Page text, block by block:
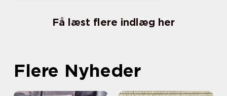
Få læst flere indlæg her
Flere Nyheder